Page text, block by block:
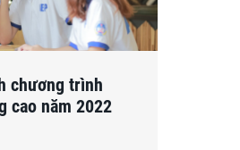
chương trình
cao năm 2022